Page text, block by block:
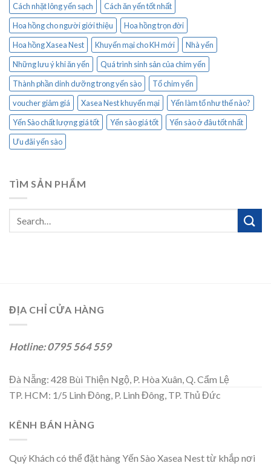
Cách nhặt lông yến sạch
Cách ăn yến tốt nhất
Hoa hồng cho người giới thiệu
Hoa hồng trọn đời
Hoa hồng Xasea Nest
Khuyến mại cho KH mới
Nhà yến
Những lưu ý khi ăn yến
Quá trình sinh sản của chim yến
Thành phần dinh dưỡng trong yến sào
Tổ chim yến
voucher giảm giá
Xasea Nest khuyến mại
Yến làm tổ như thế nào?
Yến Sào chất lượng giá tốt
Yến sào giá tốt
Yến sào ở đâu tốt nhất
Ưu đãi yến sào
TÌM SẢN PHẨM
Search
for:
ĐỊA CHỈ CỬA HÀNG
Hotline: 0795 564 559
Đà Nẵng: 428 Bùi Thiện Ngộ, P. Hòa Xuân, Q. Cẩm Lệ
TP. HCM: 1/5 Linh Đông, P. Linh Đông, TP. Thủ Đức
KÊNH BÁN HÀNG
Quý Khách có thể đặt hàng Yến Sào Xasea Nest từ khắp nơi